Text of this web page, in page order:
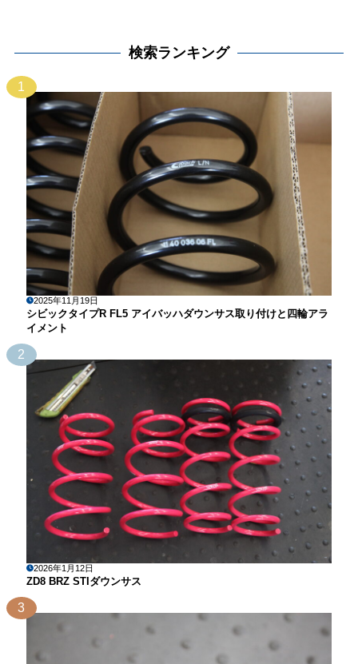
検索ランキング
1
2025年11月19日
シビックタイプR FL5 アイバッハダウンサス取り付けと四輪アラ
イメント
2
2026年1月12日
ZD8 BRZ STIダウンサス
3